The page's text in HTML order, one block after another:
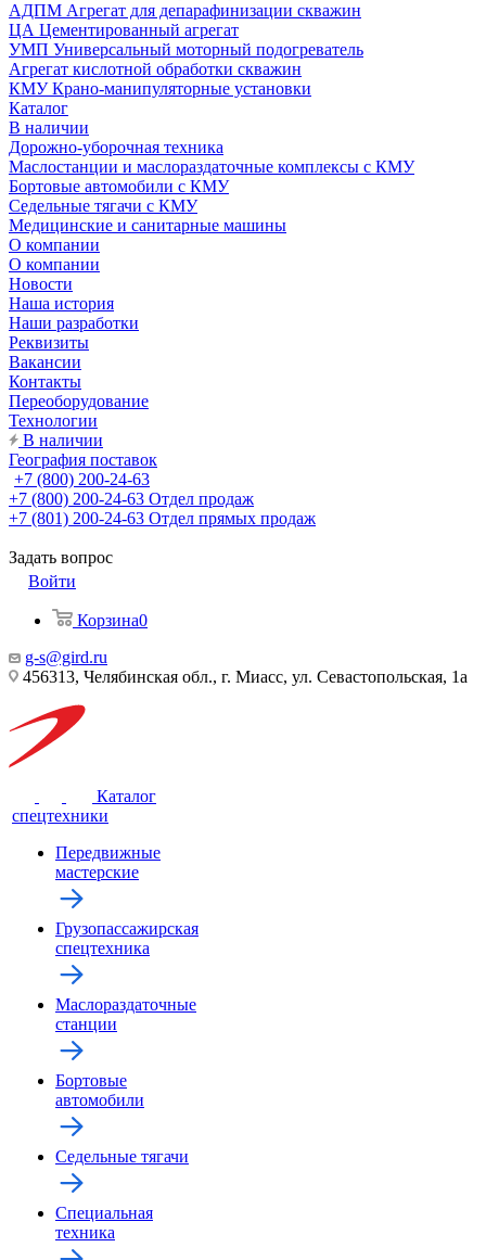
АДПМ Агрегат для депарафинизации скважин
ЦА Цементированный агрегат
УМП Универсальный моторный подогреватель
Агрегат кислотной обработки скважин
КМУ Крано-манипуляторные установки
Каталог
В наличии
Дорожно-уборочная техника
Маслостанции и маслораздаточные комплексы с КМУ
Бортовые автомобили с КМУ
Седельные тягачи с КМУ
Медицинские и санитарные машины
О компании
О компании
Новости
Наша история
Наши разработки
Реквизиты
Вакансии
Контакты
Переоборудование
Технологии
В наличии
География поставок
+7 (800) 200-24-63
+7 (800) 200-24-63 Отдел продаж
+7 (801) 200-24-63 Отдел прямых продаж
Задать вопрос
Войти
Корзина0
g-s@gird.ru
456313, Челябинская обл., г. Миасс, ул. Севастопольская, 1а
Каталог
спецтехники
Передвижные
мастерские
Грузопассажирская
спецтехника
Маслораздаточные
станции
Бортовые
автомобили
Седельные тягачи
Специальная
техника